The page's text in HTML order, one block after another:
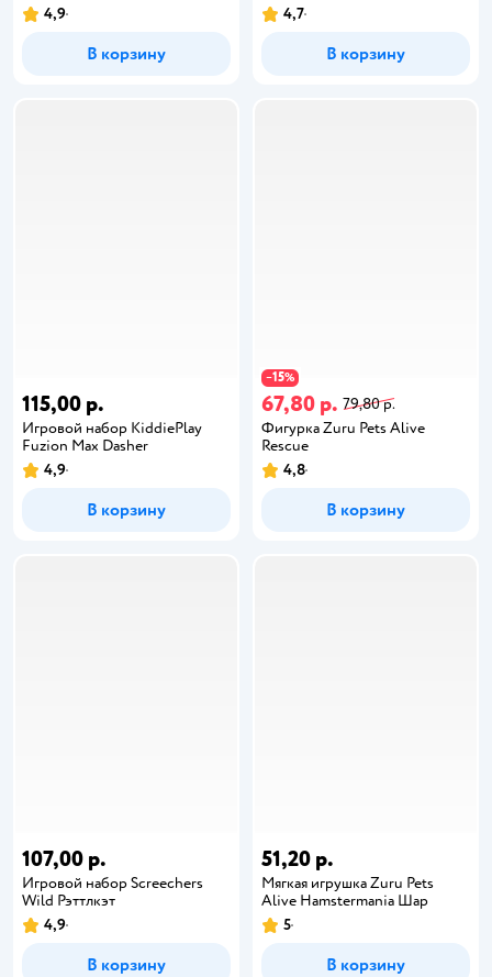
4,9
В корзину
4,7
В корзину
115,00 р.
Игровой набор KiddiePlay
Fuzion Max Dasher
4,9
В корзину
−15%
67,80 р. 79,80 р.
Фигурка Zuru Pets Alive
Rescue
4,8
В корзину
107,00 р.
Игровой набор Screechers
Wild Рэттлкэт
4,9
В корзину
51,20 р.
Мягкая игрушка Zuru Pets
Alive Hamstermania Шар
5
В корзину